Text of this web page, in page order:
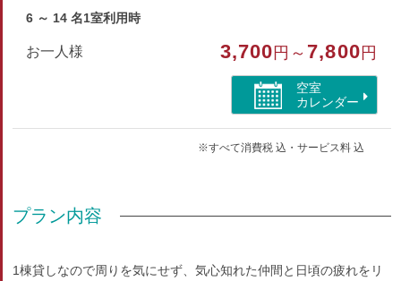
6 ～ 14 名1室利用時
お一人様 3,700 円～ 7,800 円
空室
カレンダー
※すべて消費税 込・サービス料 込
プラン内容
1棟貸しなので周りを気にせず、気心知れた仲間と日頃の疲れをリ